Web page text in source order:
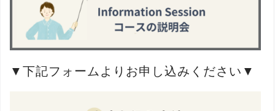
▼下記フォームよりお申し込みください▼